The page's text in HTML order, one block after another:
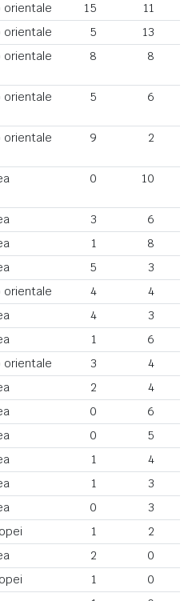
orientale 15 11
orientale 5 13
orientale 8 8
orientale 5 6
orientale 9 2
0 10
3 6
1 8
5 3
orientale 4 4
4
3
1
6
orientale 3
4
2 4
0 6
0 5
1 4
1
3
0
3
1
2
2
0
1
0